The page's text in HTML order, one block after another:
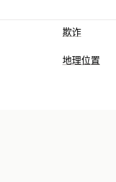
欺诈
欺诈类型
地理位置